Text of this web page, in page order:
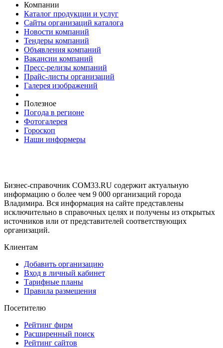
Компании
Каталог продукции и услуг
Сайты организаций каталога
Новости компаний
Тендеры компаний
Объявления компаний
Вакансии компаний
Пресс-релизы компаний
Прайс-листы организаций
Галерея изображений
Полезное
Погода в регионе
Фотогалерея
Гороскоп
Наши информеры
Бизнес-справочник COM33.RU содержит актуальную
информацию о более чем 9 000 организаций города
Владимира. Вся информация на сайте представлены
исключительно в справочных целях и получены из открытых
источников или от представителей соответствующих
организаций.
Клиентам
Добавить организацию
Вход в личный кабинет
Тарифные планы
Правила размещения
Посетителю
Рейтинг фирм
Расширенный поиск
Рейтинг сайтов